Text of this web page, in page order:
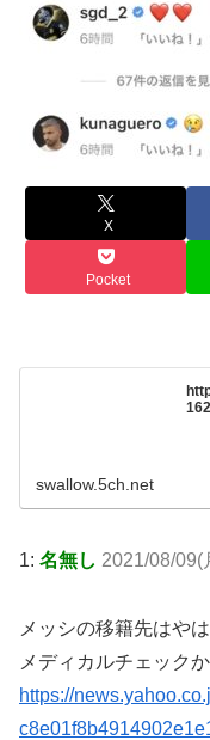
X
Pocket
swallow.5ch.net
1: 名無し 2021/08/09(
メッシの移籍先はや
メディカルチェックか
https://